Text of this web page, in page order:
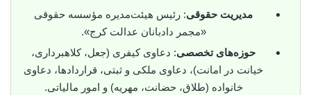
مدیریت حقوقی: رئیس هیئت‌مدیره مؤسسه حقوقی
«مجمر دادبانان عدالت کرج».
حوزه‌های تخصصی: دعاوی کیفری (جعل، کلاهبرداری،
خیانت در امانت)، دعاوی ملکی و ثبتی، قراردادها، دعاوی
خانواده (طلاق، حضانت، مهریه) و امور مالیاتی.